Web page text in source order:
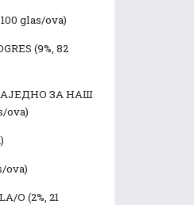
100 glas/ova)
(9%, 82
ЗА НАШ
ova)
ova)
O (2%, 21